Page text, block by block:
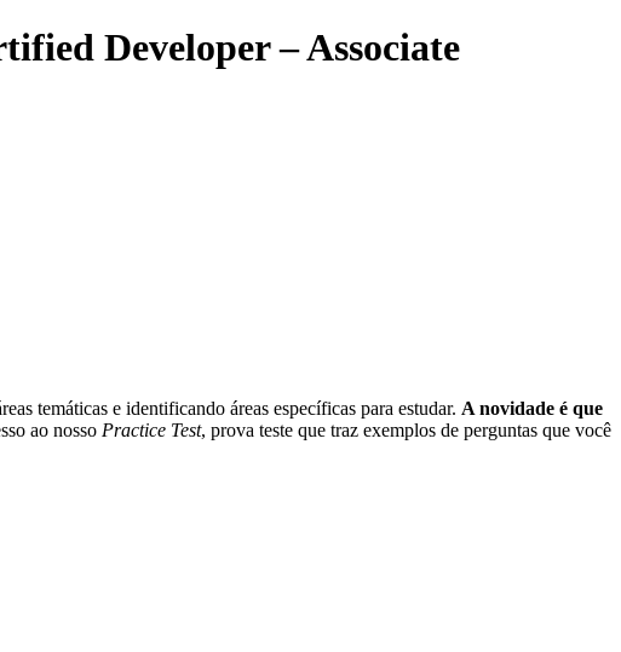
Developer – Associate
temáticas e identificando áreas específicas para estudar. A novidade é que
ao nosso Practice Test, prova teste que traz exemplos de perguntas que você